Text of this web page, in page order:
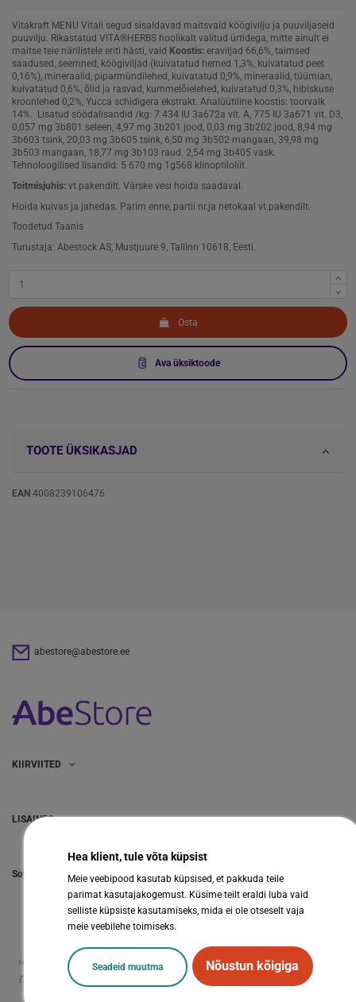
Vitakraft MENU Vitali segud sisaldavad maitsvaid köögivilju ja puuviljaseid
puuvilju. Rikastatud VITA®HERBS hoolikalt valitud ürtidega, mitte ainult ei
maitse teie närilistele eriti hästi, vaid Koostis: eraviljad 66,6%, taimsed
saadused, seemned, köögiviljad (kuivatatud herned 1,3%, kuivatatud peet
0,16%), mineraalid, piparmündilehed, kuivatatud 0,9%, mineraalid, tüümian,
kuivatatud 0,6%, õlid ja rasvad, kummelõielehed, kuivatatud 0,3%, hibiskuse
kroonlehed 0,2%, Yucca schidigera ekstrakt. Analüütiline koostis: toorvalk
14%. Lisatud söödalisandid /kg: 7 434 IU 3a672a vit. A, 775 IU 3a671 vit. D3,
0,057 mg 3b801 seleen, 4,97 mg 3b201 jood, 0,03 mg 3b202 jood, 8,94 mg
3b603 tsink, 20,03 mg 3b605 tsink, 6,50 mg 3b502 mangaan, 39,98 mg
3b503 mangaan, 18,77 mg 3b103 raud. 2,54 mg 3b405 vask.
Tehnoloogilised lisandid: 5 670 mg 1g568 klinoptiloliit.
Toitmisjuhis: vt.pakendilt. Värske vesi hoida saadaval.
Hoida kuivas ja jahedas. Parim enne, partii nr.ja netokaal vt.pakendilt.
Toodetud Taanis
Turustaja: Abestock AS, Mustjuure 9, Tallinn 10618, Eesti.
Osta
Ava üksiktoode
TOOTE ÜKSIKASJAD
EAN 4008239106476
abestore@abestore.ee
KIIRVIITED
LISAINFO
Hea klient, tule võta küpsist
Meie veebipood kasutab küpsised, et pakkuda teile
parimat kasutajakogemust. Küsime teilt eraldi luba vaid
selliste küpsiste kasutamiseks, mida ei ole otseselt vaja
meie veebilehe toimiseks.
Seadeid muutma Nõustun kõigiga
Sotsiaalmeedia